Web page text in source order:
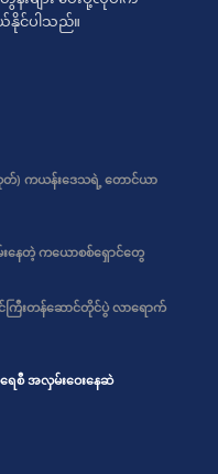
င်ပါသည်။
ဟုတ်) ကယန်းဒေသရဲ့ တောင်ယာ
နေတဲ့ ကယောစစ်ရှောင်တွေ
ကြီးတန်ဆောင်တိုင်ပွဲ လာရောက်
ေစီ အလှမ်းဝေးနေဆဲ